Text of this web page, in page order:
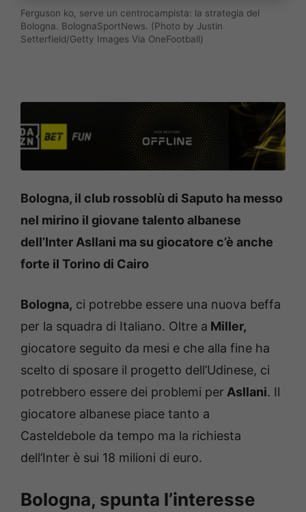
Ferguson ko, serve un centrocampista: la strategia del
Bologna. BolognaSportNews. (Photo by Justin
Setterfield/Getty Images Via OneFootball)
Bologna, il club rossoblù di Saputo ha messo
nel mirino il giovane talento albanese
dell’Inter Asllani ma su giocatore c’è anche
forte il Torino di Cairo
Bologna, ci potrebbe essere una nuova beffa
per la squadra di Italiano. Oltre a Miller,
giocatore seguito da mesi e che alla fine ha
scelto di sposare il progetto dell’Udinese, ci
potrebbero essere dei problemi per Asllani. Il
giocatore albanese piace tanto a
Casteldebole da tempo ma la richiesta
dell’Inter è sui 18 milioni di euro.
Bologna, spunta l’interesse